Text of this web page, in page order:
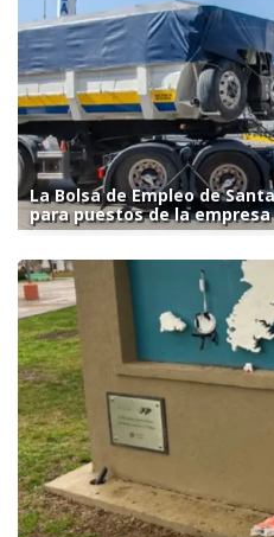
La Bolsa de Empleo de
para puestos de la empresa